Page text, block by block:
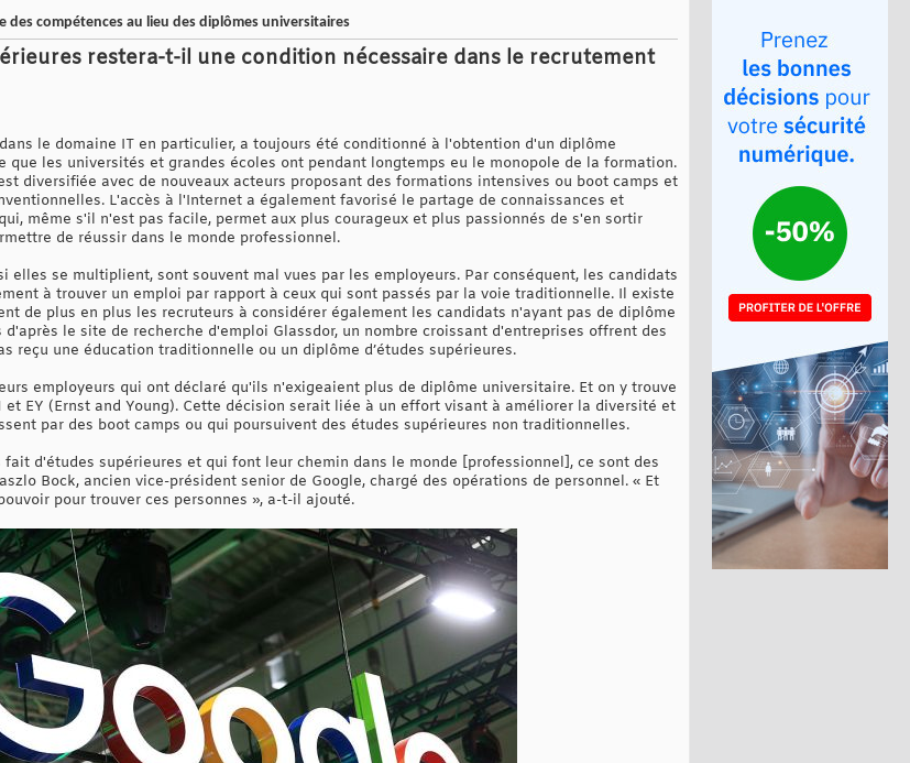
des compétences au lieu des diplômes universitaires
restera-t-il une condition nécessaire dans le recrutement
le domaine IT en particulier, a toujours été conditionné à l'obtention d'un diplôme
que les universités et grandes écoles ont pendant longtemps eu le monopole de la formation.
diversifiée avec de nouveaux acteurs proposant des formations intensives ou boot camps et
L'accès à l'Internet a également favorisé le partage de connaissances et
même s'il n'est pas facile, permet aux plus courageux et plus passionnés de s'en sortir
de réussir dans le monde professionnel.
elles se multiplient, sont souvent mal vues par les employeurs. Par conséquent, les candidats
à trouver un emploi par rapport à ceux qui sont passés par la voie traditionnelle. Il existe
de plus en plus les recruteurs à considérer également les candidats n'ayant pas de diplôme
le site de recherche d'emploi Glassdor, un nombre croissant d'entreprises offrent des
reçu une éducation traditionnelle ou un diplôme d’études supérieures.
employeurs qui ont déclaré qu'ils n'exigeaient plus de diplôme universitaire. Et on y trouve
et EY (Ernst and Young). Cette décision serait liée à un effort visant à améliorer la diversité et
par des boot camps ou qui poursuivent des études supérieures non traditionnelles.
d'études supérieures et qui font leur chemin dans le monde [professionnel], ce sont des
Bock, ancien vice-président senior de Google, chargé des opérations de personnel. « Et
pour trouver ces personnes », a-t-il ajouté.